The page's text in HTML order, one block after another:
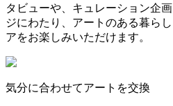
タビューや、キュレーション企
ジにわたり、アートのある暮ら
アをお楽しみいただけます。
気分に合わせてアートを交換